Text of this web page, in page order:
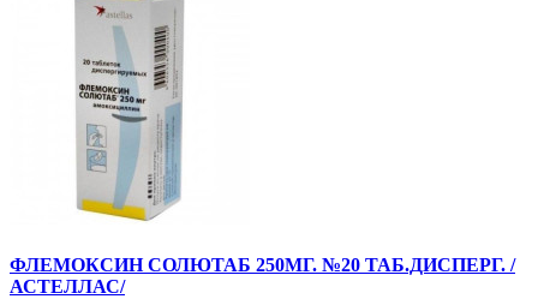
ФЛЕМОКСИН СОЛЮТАБ 250МГ. №20 ТАБ.ДИСПЕРГ. /
АСТЕЛЛАС/